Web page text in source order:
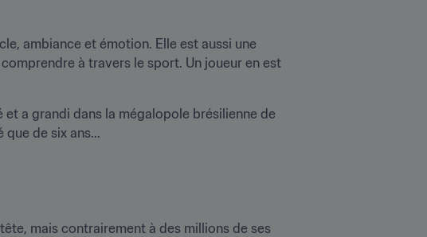
ambiance et émotion. Elle est aussi une
à travers le sport. Un joueur en est
et a grandi dans la mégalopole brésilienne de
de six ans...
mais contrairement à des millions de ses